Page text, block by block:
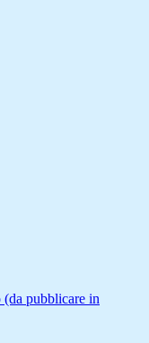
pubblicare in